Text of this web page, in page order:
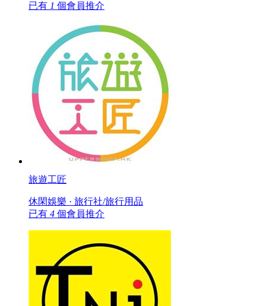
已有 1 個會員推介
旅遊工匠
休閑娛樂 · 旅行社/旅行用品
已有 4 個會員推介